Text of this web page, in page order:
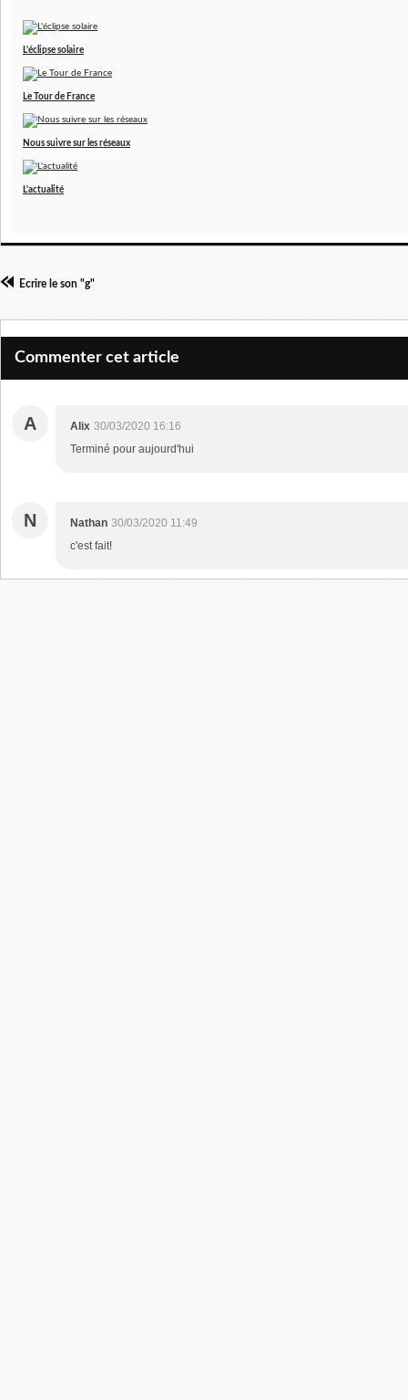
L'éclipse solaire
Le Tour de France
Nous suivre sur les réseaux
L'actualité
Ecrire le son "g"
Commenter cet article
A Alix 30/03/2020 16:16
Terminé pour aujourd'hui
N Nathan 30/03/2020 11:49
c'est fait!